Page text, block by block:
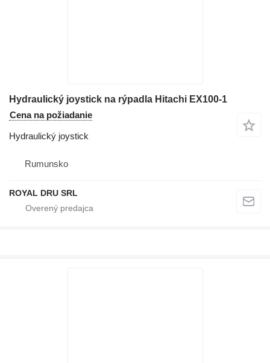
Hydraulický joystick na rýpadla Hitachi EX100-1
Cena na požiadanie
Hydraulický joystick
Rumunsko
ROYAL DRU SRL